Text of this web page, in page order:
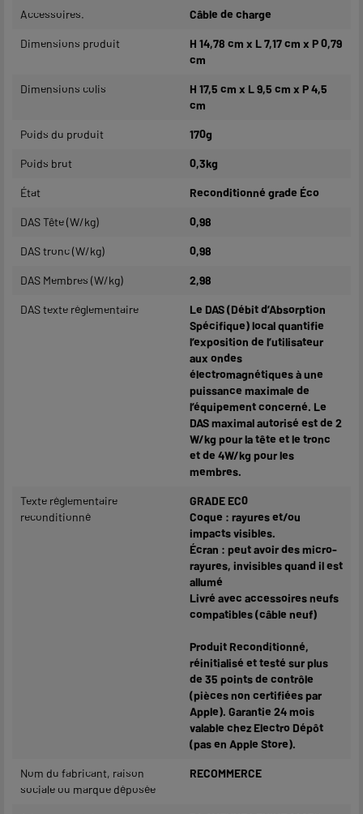
Accessoires. Câble de charge
Dimensions produit
H 14,78 cm x L 7,17 cm x P 0,79
cm
Dimensions colis
H 17,5 cm x L 9,5 cm x P 4,5
cm
Poids du produit 170g
Poids brut 0,3kg
État Reconditionné grade Éco
DAS Tête (W/kg) 0,98
DAS tronc (W/kg) 0,98
DAS Membres (W/kg) 2,98
DAS texte réglementaire
Le DAS (Débit d’Absorption
Spécifique) local quantifie
l’exposition de l’utilisateur
aux ondes
électromagnétiques à une
puissance maximale de
l’équipement concerné. Le
DAS maximal autorisé est de 2
W/kg pour la tête et le tronc
et de 4W/kg pour les
membres.
Texte réglementaire
reconditionné
GRADE EC0
Coque : rayures et/ou
impacts visibles.
Écran : peut avoir des micro-
rayures, invisibles quand il est
allumé
Livré avec accessoires neufs
compatibles (câble neuf)
Produit Reconditionné,
réinitialisé et testé sur plus
de 35 points de contrôle
(pièces non certifiées par
Apple). Garantie 24 mois
valable chez Electro Dépôt
(pas en Apple Store).
Nom du fabricant, raison
sociale ou marque déposée
RECOMMERCE